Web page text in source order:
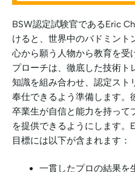
BSW認定試験官であるEric
けると、世界中のバドミント
心から願う人物から教育を受
プローチは、徹底した技術ト
知識を組み合わせ、認定スト
奉仕できるよう準備します。
卒業生が自信と能力を持って
を提供できるようにします
目標には以下が含まれます：
一貫したプロの結果を